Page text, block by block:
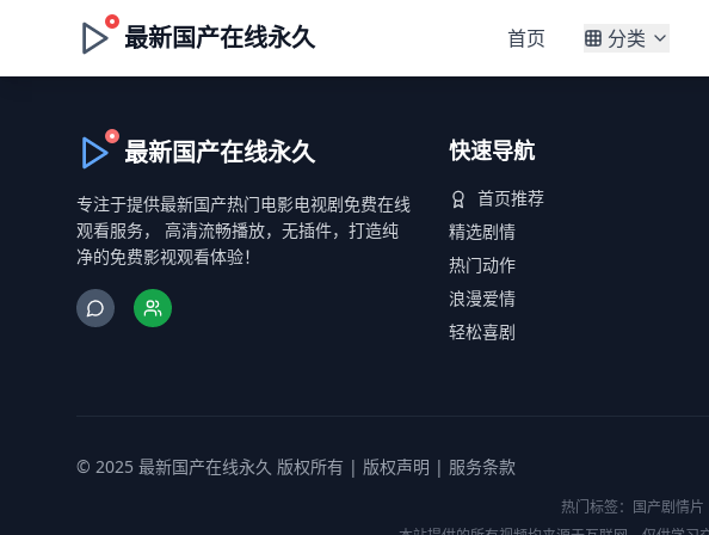
最新国产在线永久 首页 分类
最新国产在线永久
专注于提供最新国产热门电影电视剧免费在线
观看服务， 高清流畅播放，无插件，打造纯
净的免费影视观看体验！
快速导航
首页推荐
精选剧情
热门动作
浪漫爱情
轻松喜剧
© 2025 最新国产在线永久 版权所有 | 版权声明 | 服务条款
热门标签： 国产剧情片